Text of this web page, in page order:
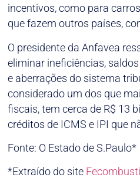
incentivos, como para
que fazem outros países,
O presidente da Anfavea
eliminar ineficiências,
e aberrações do sistema
considerado um dos que
fiscais, tem cerca de R$ 13
créditos de ICMS e IPI que
Fonte: O Estado de S.Paulo*
*Extraído do site